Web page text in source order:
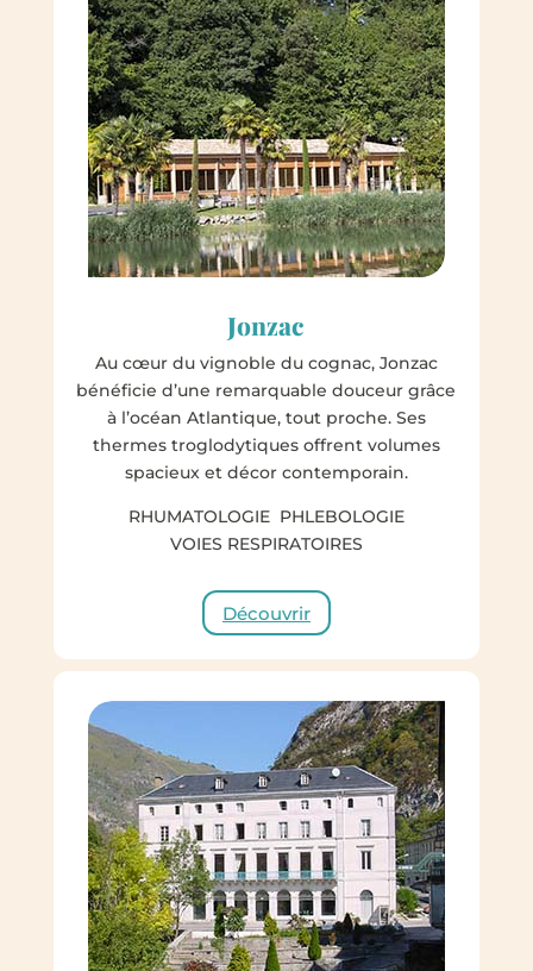
Jonzac
Au cœur du vignoble du cognac, Jonzac
bénéficie d’une remarquable douceur grâce
à l’océan Atlantique, tout proche. Ses
thermes troglodytiques offrent volumes
spacieux et décor contemporain.
RHUMATOLOGIE PHLEBOLOGIE
VOIES RESPIRATOIRES
Découvrir